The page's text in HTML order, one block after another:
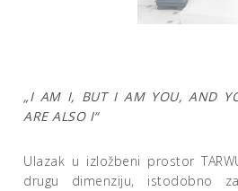
„I AM I, BUT I AM YOU, AND
ARE ALSO I“
Ulazak u izložbeni prostor
drugu dimenziju, istodobno